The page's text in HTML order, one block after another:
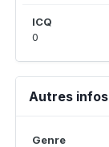
ICQ
0
Autres infos
Genre